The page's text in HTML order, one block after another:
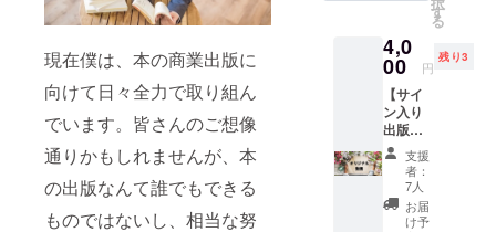
現在僕は、本の商業出版に
向けて日々全力で取り組ん
でいます。皆さんのご想像
通りかもしれませんが、本
の出版なんて誰でもできる
ものではないし、相当な努
の集客に苦
労していた
経験をもと
に独学で
SNS・WEB
集客を確
立。起業か
らわずか半
ます。
セージ
たもの
を郵送
しま
す。
（※送料
込み）
す
る
4,0
00 円
残り3
【サイ
ン入り
出版本1
冊＋著
者オリ
ジナル
解説動
画】 ・
支援
者：
7人
お届
け予